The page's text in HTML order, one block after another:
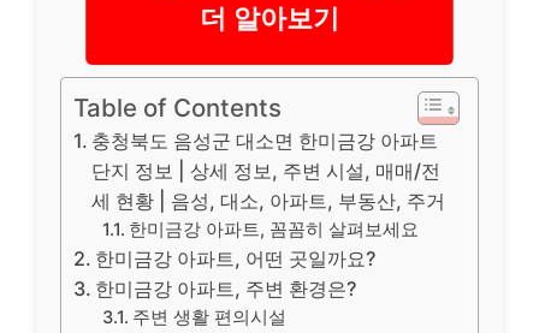
더 알아보기
Table of Contents
충청북도 음성군 대소면 한미금강 아파트
단지 정보 | 상세 정보, 주변 시설, 매매/전
세 현황 | 음성, 대소, 아파트, 부동산, 주거
한미금강 아파트, 꼼꼼히 살펴보세요
한미금강 아파트, 어떤 곳일까요?
한미금강 아파트, 주변 환경은?
주변 생활 편의시설